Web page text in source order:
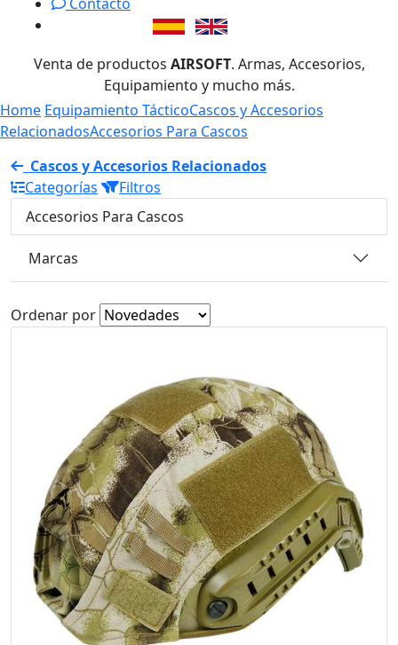
Venta de productos AIRSOFT. Armas, Accesorios,
Equipamiento y mucho más.
Home Equipamiento TácticoCascos y Accesorios
RelacionadosAccesorios Para Cascos
Cascos y Accesorios Relacionados
Categorías
Filtros
Accesorios Para Cascos
Marcas
Ordenar por